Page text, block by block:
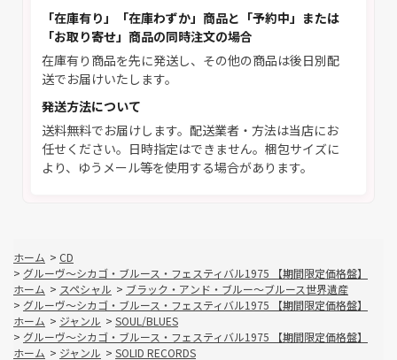
「在庫有り」「在庫わずか」商品と「予約中」または
「お取り寄せ」商品の同時注文の場合
在庫有り商品を先に発送し、その他の商品は後日別配
送でお届けいたします。
発送方法について
送料無料でお届けします。配送業者・方法は当店にお
任せください。日時指定はできません。梱包サイズに
より、ゆうメール等を使用する場合があります。
ホーム > CD
> グルーヴ～シカゴ・ブルース・フェスティバル1975 【期間限定価格盤】
ホーム > スペシャル > ブラック・アンド・ブルー～ブルース世界遺産
> グルーヴ～シカゴ・ブルース・フェスティバル1975 【期間限定価格盤】
ホーム > ジャンル > SOUL/BLUES
> グルーヴ～シカゴ・ブルース・フェスティバル1975 【期間限定価格盤】
ホーム > ジャンル > SOLID RECORDS